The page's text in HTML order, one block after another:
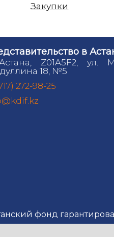
Закупки
в
Z01A5F2, ул.
18, №5
272-98-25
фонд